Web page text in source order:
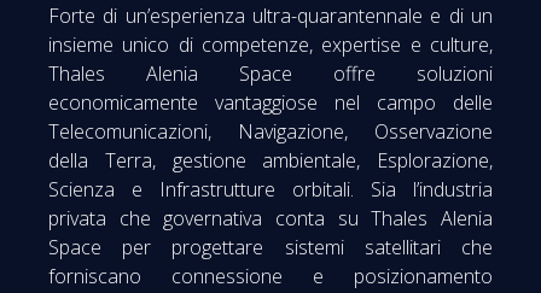
Forte di un’esperienza ultra-quarantennale e di un
insieme unico di competenze, expertise e culture,
Thales Alenia Space offre soluzioni
economicamente vantaggiose nel campo delle
Telecomunicazioni, Navigazione, Osservazione
della Terra, gestione ambientale, Esplorazione,
Scienza e Infrastrutture orbitali. Sia l’industria
privata che governativa conta su Thales Alenia
Space per progettare sistemi satellitari che
forniscano connessione e posizionamento